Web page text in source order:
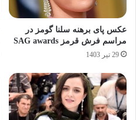
عکس پای برهنه سلنا گومز در
مراسم فرش قرمز SAG awards
29 تیر 1403